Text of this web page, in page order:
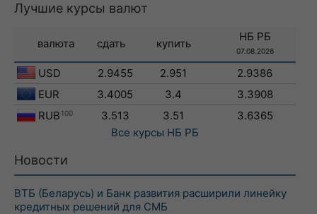
Лучшие курсы валют
валюта сдать купить
НБ РБ
07.08.2026
USD 2.9455 2.951
2.9386
EUR
3.4005 3.4
3.3908
RUB 100 3.513 3.51
3.6365
Все курсы НБ РБ
Новости
ВТБ (Беларусь) и Банк развития расширили линейку
кредитных решений для СМБ